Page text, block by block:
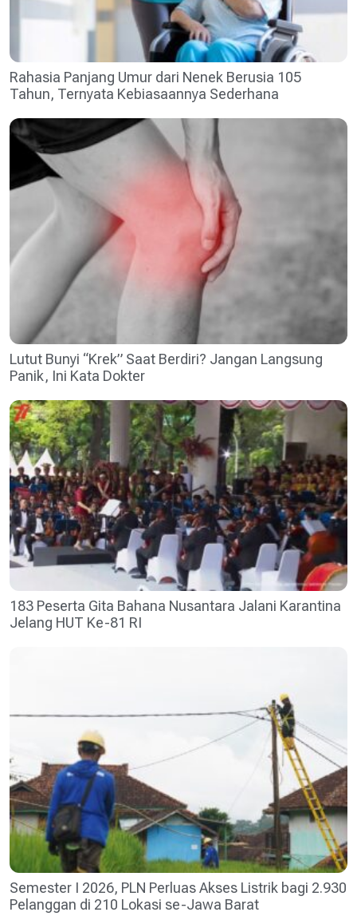
Rahasia Panjang Umur dari Nenek Berusia 105
Tahun, Ternyata Kebiasaannya Sederhana
Lutut Bunyi “Krek” Saat Berdiri? Jangan Langsung
Panik, Ini Kata Dokter
183 Peserta Gita Bahana Nusantara Jalani Karantina
Jelang HUT Ke-81 RI
Semester I 2026, PLN Perluas Akses Listrik bagi 2.930
Pelanggan di 210 Lokasi se-Jawa Barat